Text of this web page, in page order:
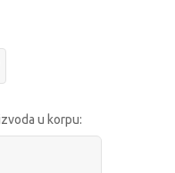
u korpu: